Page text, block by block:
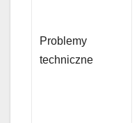
Problemy
techniczne